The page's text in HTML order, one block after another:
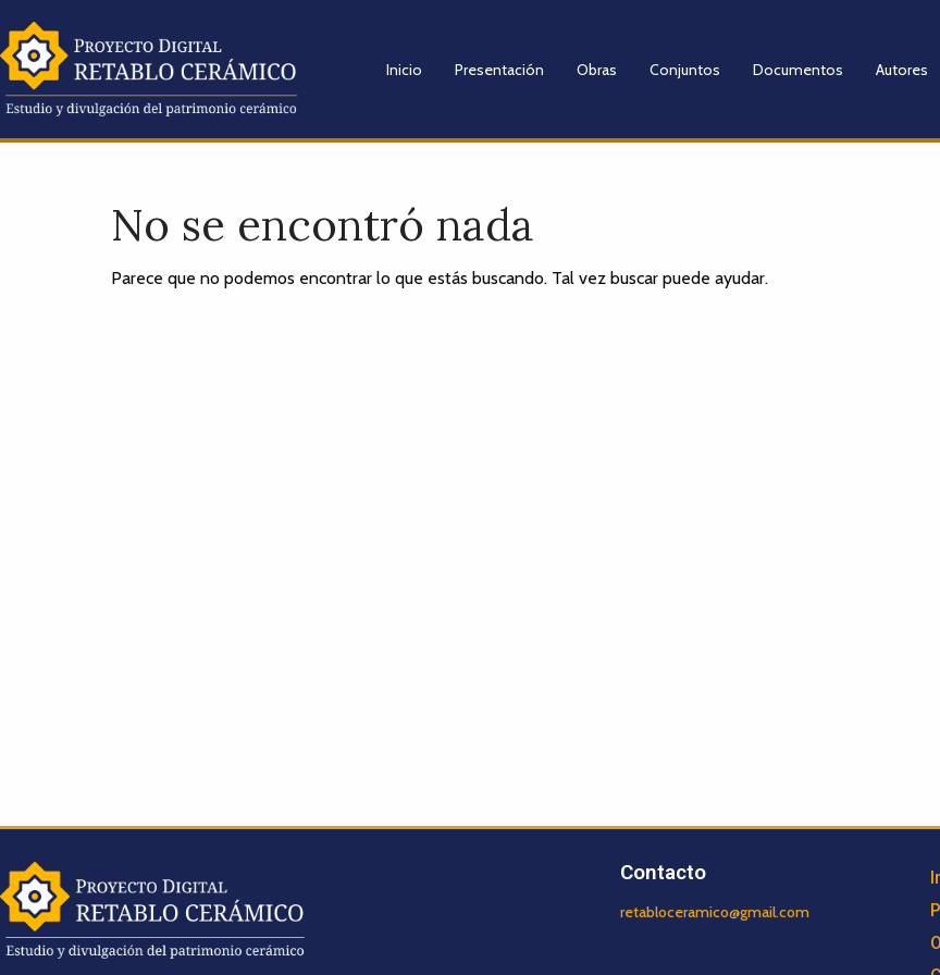
Inicio Presentación Obras Conjuntos Documentos Autores
No se encontró nada
Parece que no podemos encontrar lo que estás buscando. Tal vez buscar puede ayudar.
Contacto
retabloceramico@gmail.com